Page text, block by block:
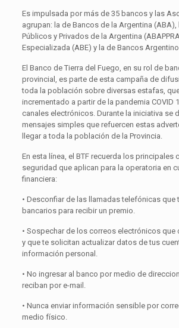
Es impulsada por más de 35 bancos y las
agrupan: la de Bancos de la Argentina
Públicos y Privados de la Argentina
Especializada (ABE) y la de Bancos
El Banco de Tierra del Fuego, en su rol de
provincial, es parte de esta campaña de
toda la población sobre diversas estafas,
incrementado a partir de la pandemia COVID
canales electrónicos. Durante la iniciativa se
mensajes simples que refuercen estas
llegar a toda la población de la Provincia.
En esta línea, el BTF recuerda los principales
seguridad que aplican para la operatoria en
financiera:
• Desconfiar de las llamadas telefónicas
bancarios para recibir un premio.
• Sospechar de los correos electrónicos que
y que te solicitan actualizar datos de tus
información personal.
• No ingresar al banco por medio de
reciban por e-mail.
• Nunca enviar información sensible por
medio físico.